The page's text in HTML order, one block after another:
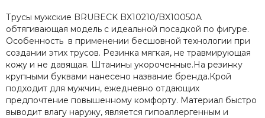
Трусы мужские BRUBECK BX10210/BX10050A
обтягивающая модель с идеальной посадкой по фигуре.
Особенность в применении бесшовной технологии при
создании этих трусов. Резинка мягкая, не травмирующая
кожу и не давящая. Штанины укороченные.На резинку
крупными буквами нанесено название бренда.Крой
подходит для мужчин, ежедневно отдающих
предпочтение повышенному комфорту. Материал быстро
выводит влагу наружу, является гипоаллергенным и